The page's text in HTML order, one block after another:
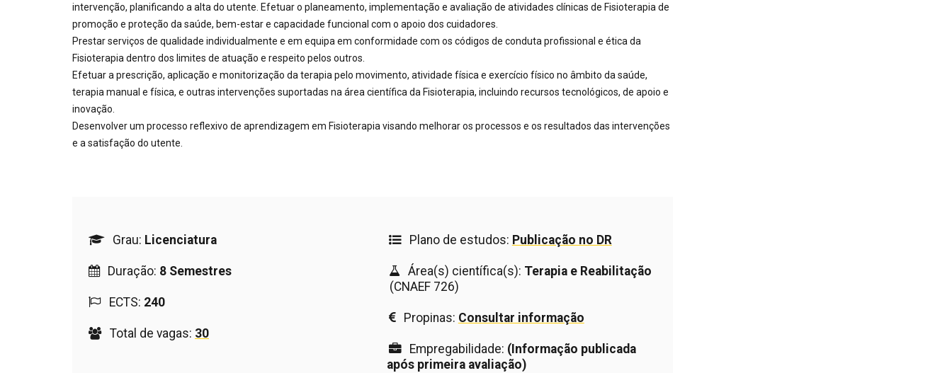
intervenção, planificando a alta do utente. Efetuar o planeamento, implementação e avaliação de atividades clínicas de Fisioterapia de
promoção e proteção da saúde, bem-estar e capacidade funcional com o apoio dos cuidadores.
Prestar serviços de qualidade individualmente e em equipa em conformidade com os códigos de conduta profissional e ética da
Fisioterapia dentro dos limites de atuação e respeito pelos outros.
Efetuar a prescrição, aplicação e monitorização da terapia pelo movimento, atividade física e exercício físico no âmbito da saúde,
terapia manual e física, e outras intervenções suportadas na área científica da Fisioterapia, incluindo recursos tecnológicos, de apoio e
inovação.
Desenvolver um processo reflexivo de aprendizagem em Fisioterapia visando melhorar os processos e os resultados das intervenções
e a satisfação do utente.
Grau: Licenciatura
Duração: 8 Semestres
ECTS: 240
Total de vagas: 30
Plano de estudos: Publicação no DR
Área(s) científica(s): Terapia e Reabilitação
(CNAEF 726)
Propinas: Consultar informação
Empregabilidade: (Informação publicada
após primeira avaliação)